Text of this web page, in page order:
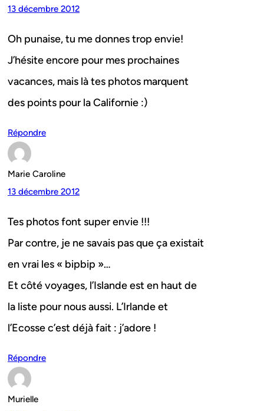
13 décembre 2012
Oh punaise, tu me donnes trop envie!
J’hésite encore pour mes prochaines
vacances, mais là tes photos marquent
des points pour la Californie :)
Répondre
Marie Caroline
13 décembre 2012
Tes photos font super envie !!!
Par contre, je ne savais pas que ça existait
en vrai les « bipbip »…
Et côté voyages, l’Islande est en haut de
la liste pour nous aussi. L’Irlande et
l’Ecosse c’est déjà fait : j’adore !
Répondre
Murielle